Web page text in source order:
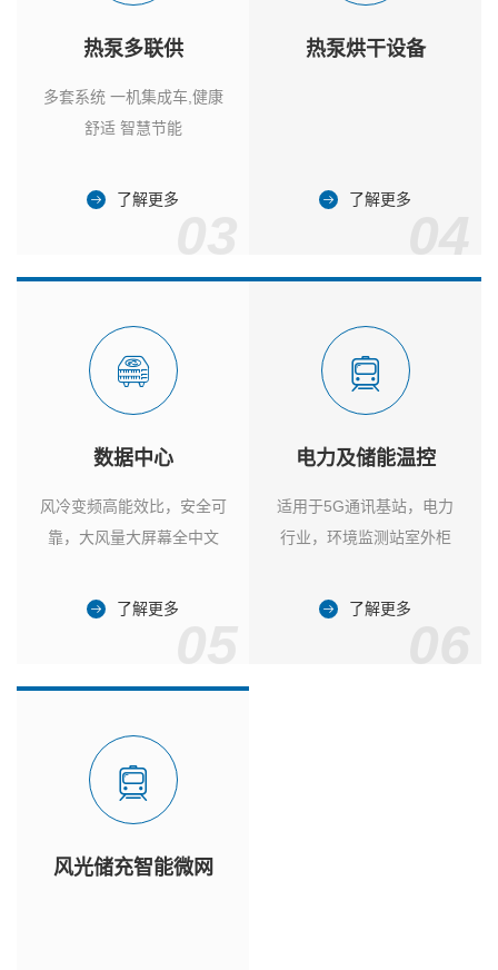
热泵多联供
多套系统 一机集成车,健康
舒适 智慧节能
了解更多
热泵烘干设备
了解更多
数据中心
风冷变频高能效比，安全可
靠，大风量大屏幕全中文
了解更多
电力及储能温控
适用于5G通讯基站，电力
行业，环境监测站室外柜
了解更多
风光储充智能微网